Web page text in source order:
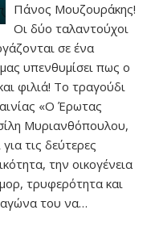
Πάνος Μουζουράκης!
Οι δύο ταλαντούχοι
σε ένα
υπενθυμίσει πως ο
φιλιά! Το τραγούδι
«Ο Έρωτας
Μυριανθόπουλου,
τις δεύτερες
την οικογένεια
τρυφερότητα και
αγώνα του να…